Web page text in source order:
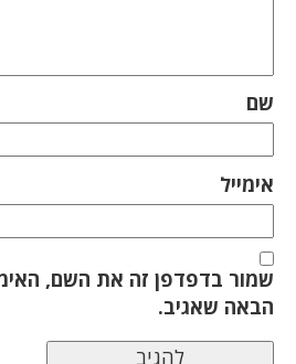
שם
אימייל
שמור בדפדפן זה את השם,
הבאה שאגיב.